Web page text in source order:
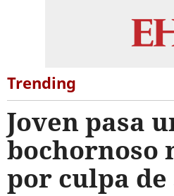
Trending
Joven pasa
bochornoso
por culpa